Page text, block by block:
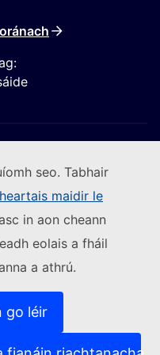
seo. Tabhair
maidir le
in aon cheann
eolais a fháil
a athrú.
go léir
link)
(External link)